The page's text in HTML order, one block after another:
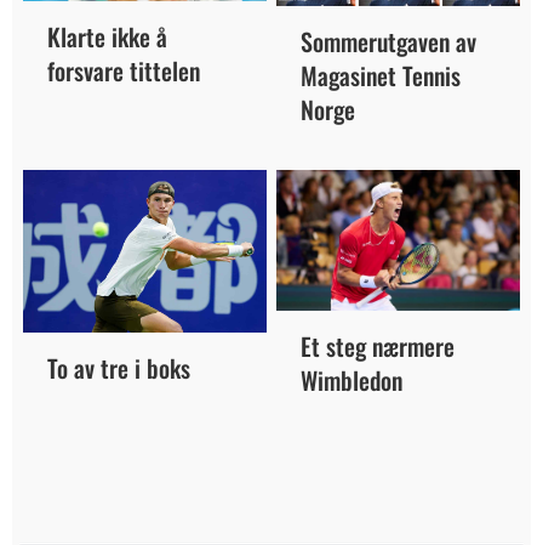
Klarte ikke å
forsvare tittelen
Sommerutgaven av
Magasinet Tennis
Norge
To av tre i boks
Et steg nærmere
Wimbledon